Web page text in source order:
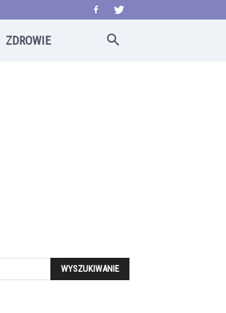
ZDROWIE